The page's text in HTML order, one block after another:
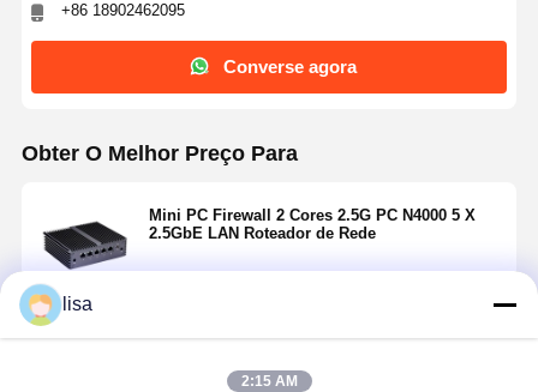
+86 18902462095
Converse agora
Obter O Melhor Preço Para
Mini PC Firewall 2 Cores 2.5G PC N4000 5 X
2.5GbE LAN Roteador de Rede
Continue
lisa
2:15 AM